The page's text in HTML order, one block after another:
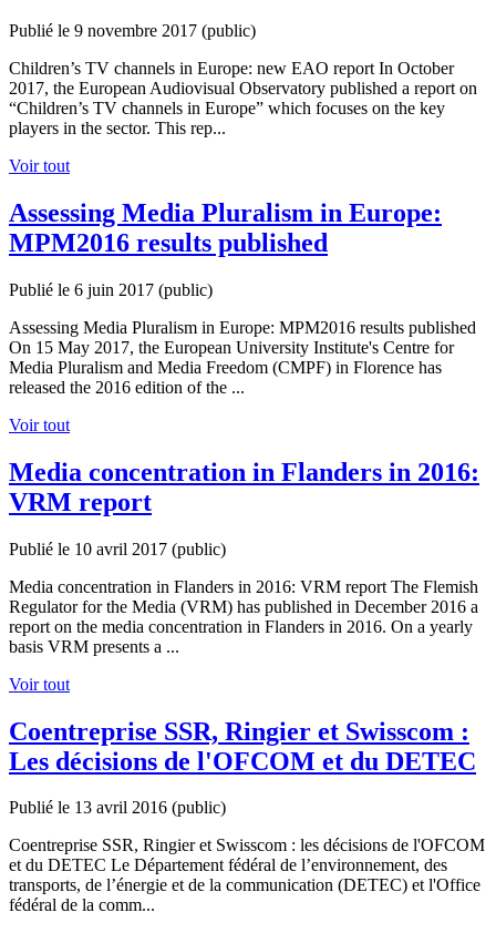
Publié le 9 novembre 2017 (public)
Children’s TV channels in Europe: new EAO report In October
2017, the European Audiovisual Observatory published a report on
“Children’s TV channels in Europe” which focuses on the key
players in the sector. This rep...
Voir tout
Assessing Media Pluralism in Europe:
MPM2016 results published
Publié le 6 juin 2017 (public)
Assessing Media Pluralism in Europe: MPM2016 results published
On 15 May 2017, the European University Institute's Centre for
Media Pluralism and Media Freedom (CMPF) in Florence has
released the 2016 edition of the ...
Voir tout
Media concentration in Flanders in 2016:
VRM report
Publié le 10 avril 2017 (public)
Media concentration in Flanders in 2016: VRM report The Flemish
Regulator for the Media (VRM) has published in December 2016 a
report on the media concentration in Flanders in 2016. On a yearly
basis VRM presents a ...
Voir tout
Coentreprise SSR, Ringier et Swisscom :
Les décisions de l'OFCOM et du DETEC
Publié le 13 avril 2016 (public)
Coentreprise SSR, Ringier et Swisscom : les décisions de l'OFCOM
et du DETEC Le Département fédéral de l’environnement, des
transports, de l’énergie et de la communication (DETEC) et l'Office
fédéral de la comm...